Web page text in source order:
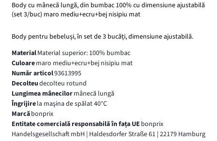
Body cu mânecă lungă, din bumbac 100% cu dimensiune ajustabilă
(set 3/buc) maro mediu+ecru+bej nisipiu mat
Body pentru bebeluși, în set de 3 bucăți, dimensiune ajustabilă.
MaterialMaterial superior: 100% bumbac
Culoaremaro mediu+ecru+bej nisipiu mat
Număr articol93613995
Decolteudecolteu rotund
Lungimea mânecilormânecă lungă
Îngrijirela maşina de spălat 40°C
Marcăbonprix
Entitate comercială responsabilă în fața UE bonprix
Handelsgesellschaft mbH | Haldesdorfer Straße 61 | 22179 Hamburg